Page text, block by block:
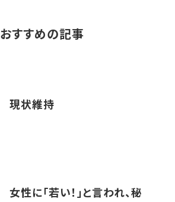
おすすめの記事
現状維持
女性に「若い！」と言われ、秘